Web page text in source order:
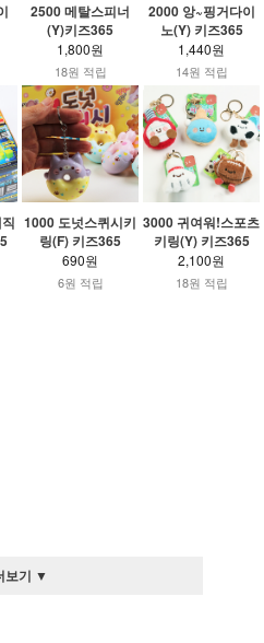
2500 메탈스피너
(Y)키즈365
1,800원
18원 적립
2000 앙~핑거다이
노(Y) 키즈365
1,440원
14원 적립
1000 도넛스퀴시키
링(F) 키즈365
690원
6원 적립
3000 귀여워!스포츠
키링(Y) 키즈365
2,100원
18원 적립
보기 ▼